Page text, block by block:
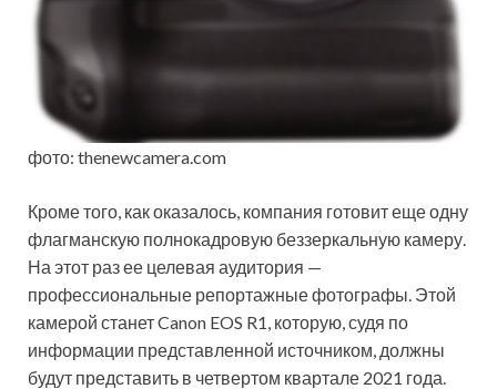
фото: thenewcamera.com
Кроме того, как оказалось, компания готовит еще одну
флагманскую полнокадровую беззеркальную камеру.
На этот раз ее целевая аудитория —
профессиональные репортажные фотографы. Этой
камерой станет Canon EOS R1, которую, судя по
информации представленной источником, должны
будут представить в четвертом квартале 2021 года.